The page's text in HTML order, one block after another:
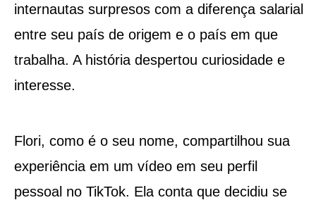
internautas surpresos com a diferença salarial
entre seu país de origem e o país em que
trabalha. A história despertou curiosidade e
interesse.
Flori, como é o seu nome, compartilhou sua
experiência em um vídeo em seu perfil
pessoal no TikTok. Ela conta que decidiu se